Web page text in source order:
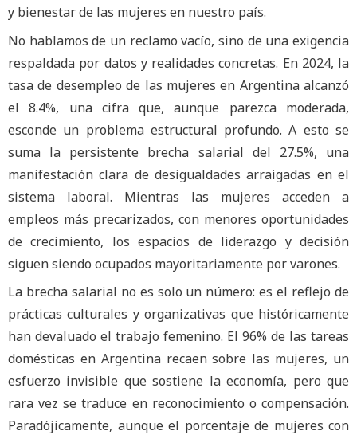
y bienestar de las mujeres en nuestro país.
No hablamos de un reclamo vacío, sino de una exigencia
respaldada por datos y realidades concretas. En 2024, la
tasa de desempleo de las mujeres en Argentina alcanzó
el 8.4%, una cifra que, aunque parezca moderada,
esconde un problema estructural profundo. A esto se
suma la persistente brecha salarial del 27.5%, una
manifestación clara de desigualdades arraigadas en el
sistema laboral. Mientras las mujeres acceden a
empleos más precarizados, con menores oportunidades
de crecimiento, los espacios de liderazgo y decisión
siguen siendo ocupados mayoritariamente por varones.
La brecha salarial no es solo un número: es el reflejo de
prácticas culturales y organizativas que históricamente
han devaluado el trabajo femenino. El 96% de las tareas
domésticas en Argentina recaen sobre las mujeres, un
esfuerzo invisible que sostiene la economía, pero que
rara vez se traduce en reconocimiento o compensación.
Paradójicamente, aunque el porcentaje de mujeres con